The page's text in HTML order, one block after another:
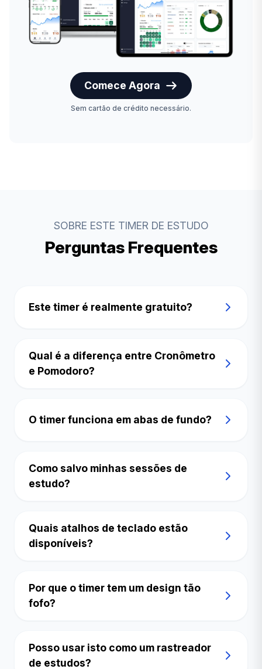
Comece Agora
Sem cartão de crédito necessário.
SOBRE ESTE TIMER DE ESTUDO
Perguntas Frequentes
Este timer é realmente gratuito?
Qual é a diferença entre Cronômetro
e Pomodoro?
O timer funciona em abas de fundo?
Como salvo minhas sessões de
estudo?
Quais atalhos de teclado estão
disponíveis?
Por que o timer tem um design tão
fofo?
Posso usar isto como um rastreador
de estudos?